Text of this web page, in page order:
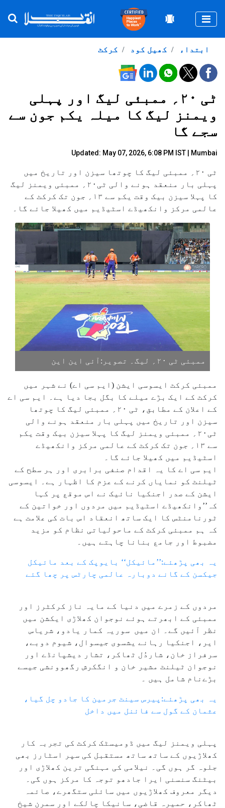
کرکٹ کھیل کود ابتداء
ٹی ۲۰؍ ممبئی لیگ اور پہلی
ویمنز لیگ کا میلہ یکم جون سے
سجے گا
Updated: May 07, 2026, 6:08 PM IST | Mumbai
ٹی ۲۰؍ ممبئی لیگ کا چوتھا سیزن اور تاریخ میں
پہلی بار منعقد ہونے والی ٹی۲۰؍ ممبئی ویمنز لیگ
کا پہلا سیزن بیک وقت یکم سے ۱۳؍ جون تک کرکٹ کے
عالمی مرکز وانکھیڈے اسٹیڈیم میں کھیلا جائے گا۔
ممبئی ٹی ۲۰؍ لیگ۔ تصویر:آئی این این
ممبئی کرکٹ ایسوسی ایشن (ایم سی اے) نے شہر میں
کرکٹ کے ایک بڑے میلے کا بگل بجا دیا ہے۔ ایم سی اے
کے اعلان کے مطابق، ٹی ۲۰؍ ممبئی لیگ کا چوتھا
سیزن اور تاریخ میں پہلی بار منعقد ہونے والی
ٹی۲۰؍ ممبئی ویمنز لیگ کا پہلا سیزن بیک وقت یکم
سے ۱۳؍ جون تک کرکٹ کے عالمی مرکز وانکھیڈے
اسٹیڈیم میں کھیلا جائے گا۔
ایم سی اے کا یہ اقدام صنفی برابری اور ہر سطح کے
ٹیلنٹ کو نمایاں کرنے کے عزم کا اظہار ہے۔ ایسوسی
ایشن کے صدر اجنکیا نائیک نے اس موقع پر کہا
کہ’’وانکھیڈے اسٹیڈیم میں مردوں اور خواتین کے
ٹورنامنٹس کا ایک ساتھ انعقاد اس بات کی علامت ہے
کہ ہم ممبئی کرکٹ کے ماحولیاتی نظام کو مزید
مضبوط اور جامع بنانا چاہتے ہیں۔
یہ بھی پڑھئے:’’مائیکل‘‘ بایوپک کے بعد مائیکل
جیکسن کے گانے دوبارہ عالمی چارٹس پر چھا گئے
مردوں کے زمرے میں دنیا کے مایہ ناز کرکٹرز اور
ممبئی کے ابھرتے ہوئے نوجوان کھلاڑی ایکشن میں
نظر آئیں گے۔ ان میں سوریہ کمار یادو، شریاس
ایر، اجنکیا رہانے یشسوی جیسوال، شیوم دوبے،
سرفراز خان، شاردُل ٹھاکر، تشار دیشپانڈے اور
نوجوان ٹیلنٹ مشیر خان و انگکرش رگھوونشی جیسے
بڑےنام شامل ہیں ۔
یہ بھی پڑھئے:پیرس سینٹ جرمین کا جادو چل گیا،
عثمان کے گول سے فائنل میں داخل
پہلی ویمنز لیگ میں ڈومیسٹک کرکٹ کی تجربہ کار
کھلاڑیوں کے ساتھ ساتھ مستقبل کی سپر اسٹارز بھی
جلوہ گر ہوں گی۔ نیلامی کی مہنگی ترین کھلاڑی اور
بیٹنگ سنسنی ایرا جادھو توجہ کا مرکز ہوں گی۔
دیگر معروف کھلاڑیوں میں سائلی ستگھرے، صائمہ
ٹھاکر، حمیرہ قاضی، سانیکا چالکے اور سمرن شیخ